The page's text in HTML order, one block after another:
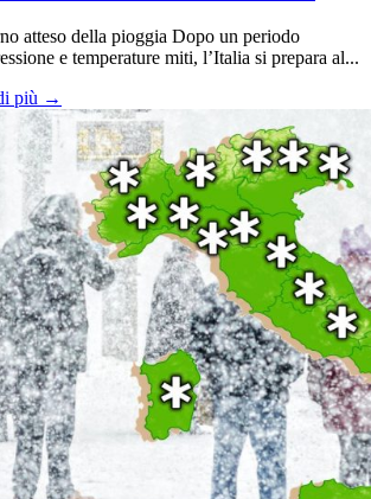
atteso della pioggia Dopo un periodo
e temperature miti, l’Italia si prepara al...
più →